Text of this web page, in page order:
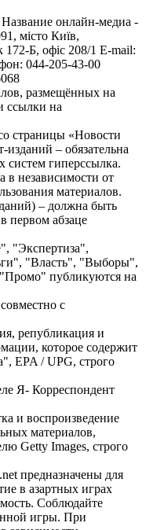
онлайн-медиа -
місто Київ,
Б, офіс 208/1 E-mail:
044-205-43-00
размещённых на
ссылки на
страницы «Новости
– обязательна
систем гиперссылка.
в независимости от
материалов.
– должна быть
первом абзаце
"Экспертиза",
"Власть", "Выборы",
публикуются на
с
републикация и
которое содержит
EPA / UPG, строго
Я- Корреспондент
и воспроизведение
материалов,
Getty Images, строго
предназначены для
в азартных играх
Соблюдайте
игры. При